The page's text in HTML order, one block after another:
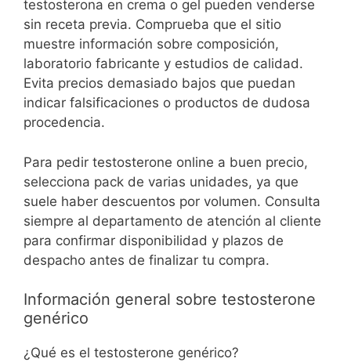
testosterona en crema o gel pueden venderse
sin receta previa. Comprueba que el sitio
muestre información sobre composición,
laboratorio fabricante y estudios de calidad.
Evita precios demasiado bajos que puedan
indicar falsificaciones o productos de dudosa
procedencia.
Para pedir testosterone online a buen precio,
selecciona pack de varias unidades, ya que
suele haber descuentos por volumen. Consulta
siempre al departamento de atención al cliente
para confirmar disponibilidad y plazos de
despacho antes de finalizar tu compra.
Información general sobre testosterone
genérico
¿Qué es el testosterone genérico?